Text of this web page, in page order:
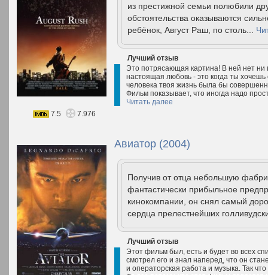
из престижной семьи полюбили
обстоятельства оказываются
ребёнок, Август Раш, по столь...
Лучший отзыв
Это потрясающая картина! В ней нет
настоящая любовь - это когда ты
человека твоя жизнь была бы
Фильм показывает, что иногда надо
Читать далее
7.5
7.976
Авиатор (2004)
Получив от отца небольшую
фантастически прибыльное
кинокомпании, он снял самый
сердца прелестнейших
Лучший отзыв
Этот фильм был, есть и будет во всех
смотрел его и знал наперед, что он
и операторская работа и музыка. Так